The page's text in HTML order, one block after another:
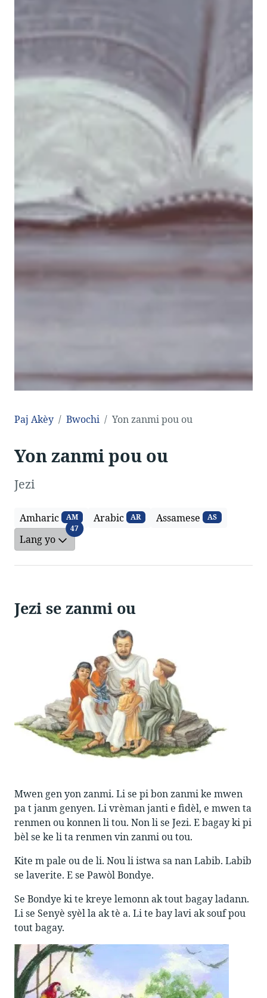
Paj Akèy Bwochi Yon zanmi pou ou
Yon zanmi pou ou
Jezi
Amharic AM Arabic AR Assamese AS
Lang yo
47Lang yo
Jezi se zanmi ou
Mwen gen yon zanmi. Li se pi bon zanmi ke mwen
pa t janm genyen. Li vrèman janti e fidèl, e mwen ta
renmen ou konnen li tou. Non li se Jezi. E bagay ki pi
bèl se ke li ta renmen vin zanmi ou tou.
Kite m pale ou de li. Nou li istwa sa nan Labib. Labib
se laverite. E se Pawòl Bondye.
Se Bondye ki te kreye lemonn ak tout bagay ladann.
Li se Senyè syèl la ak tè a. Li te bay lavi ak souf pou
tout bagay.